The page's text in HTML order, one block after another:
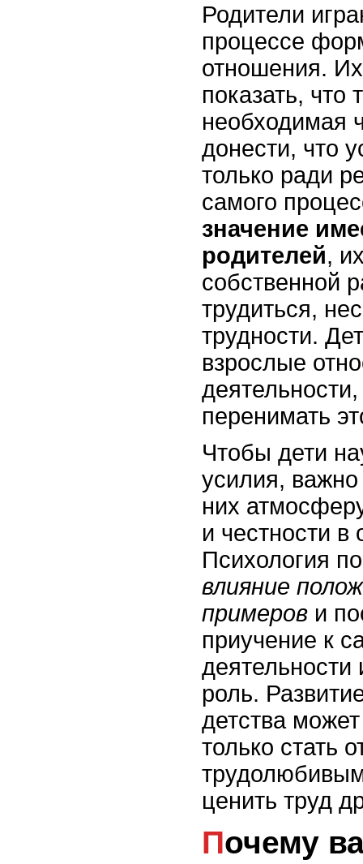
Родители
процессе
отношения.
показать, что
необходимая
донести, что
только ради
самого
значение
родителей,
собственной
трудиться,
трудности.
взрослые
перенимать
Чтобы дети
усилия, важно
них
и честности в
Психология
влияние
примеров и
приучение к
роль.
детства
только стать
ценить труд
Почему важно